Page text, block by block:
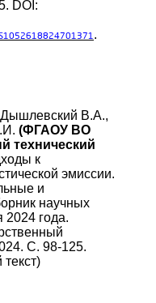
DOI:
.
В.А.,
(ФГАОУ ВО
технический
к
эмиссии.
и
научных
2024 года.
С. 98-125.